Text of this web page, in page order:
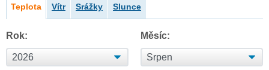
Teplota Vítr Srážky Slunce
Rok: Měsíc: